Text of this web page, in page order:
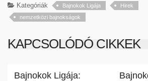
Kategóriák Bajnokok Ligája
Hirek
nemzetközi bajnokságok
KAPCSOLÓDÓ CIKKEK
Bajnokok Ligája: